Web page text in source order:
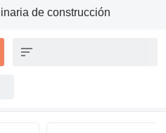
de construcción